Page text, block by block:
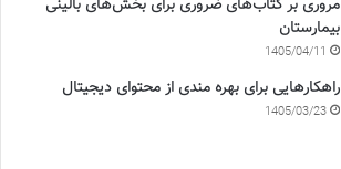
مروری بر کتاب‌های ضروری برای بخش‌های بالینی
بیمارستان
1405/04/11
راهکارهایی برای بهره مندی از محتوای دیجیتال
1405/03/23